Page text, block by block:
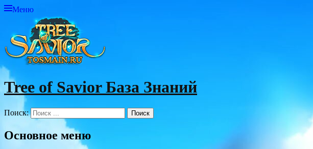
Меню
Tree of Savior База Знаний
Поиск:
Основное меню